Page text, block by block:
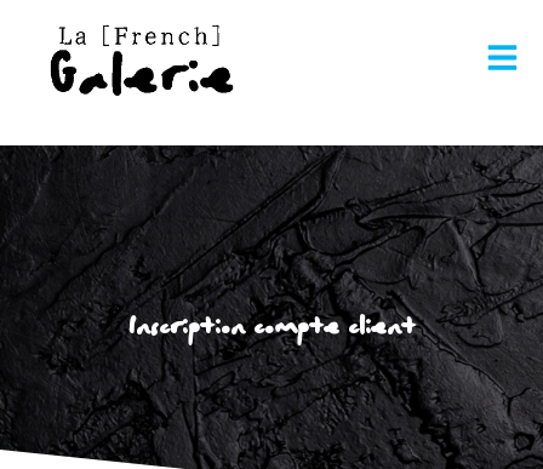
Inscription compte client